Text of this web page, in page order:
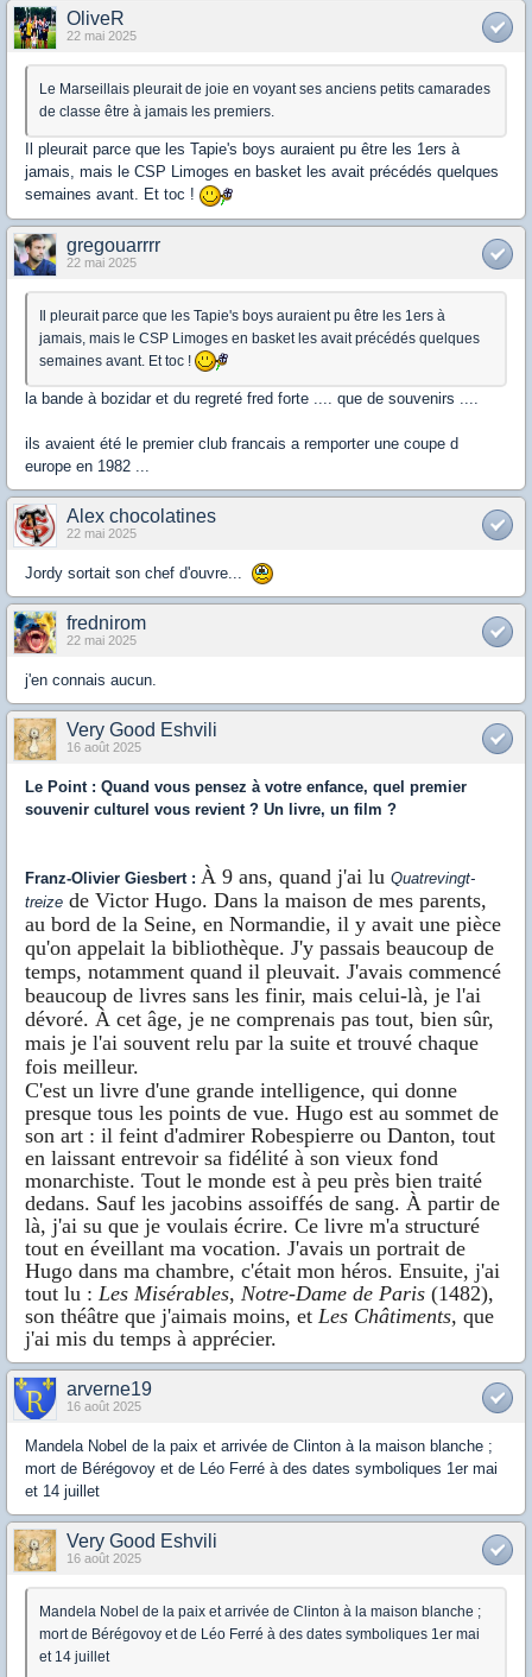
OliveR
22 mai 2025
Le Marseillais pleurait de joie en voyant ses anciens petits camarades
de classe être à jamais les premiers.
Il pleurait parce que les Tapie's boys auraient pu être les 1ers à
jamais, mais le CSP Limoges en basket les avait précédés quelques
semaines avant. Et toc !
gregouarrrr
22 mai 2025
Il pleurait parce que les Tapie's boys auraient pu être les 1ers à
jamais, mais le CSP Limoges en basket les avait précédés quelques
semaines avant. Et toc !
la bande à bozidar et du regreté fred forte .... que de souvenirs ....
ils avaient été le premier club francais a remporter une coupe d
europe en 1982 ...
Alex chocolatines
22 mai 2025
Jordy sortait son chef d'ouvre...
frednirom
22 mai 2025
j'en connais aucun.
Very Good Eshvili
16 août 2025
Le Point: Quand vous pensez à votre enfance, quel premier
souvenir culturel vous revient ? Un livre, un film ?
Franz-Olivier Giesbert: À 9 ans, quand j'ai lu Quatrevingt-
treize de Victor Hugo. Dans la maison de mes parents,
au bord de la Seine, en Normandie, il y avait une pièce
qu'on appelait la bibliothèque. J'y passais beaucoup de
temps, notamment quand il pleuvait. J'avais commencé
beaucoup de livres sans les finir, mais celui-là, je l'ai
dévoré. À cet âge, je ne comprenais pas tout, bien sûr,
mais je l'ai souvent relu par la suite et trouvé chaque
fois meilleur.
C'est un livre d'une grande intelligence, qui donne
presque tous les points de vue. Hugo est au sommet de
son art : il feint d'admirer Robespierre ou Danton, tout
en laissant entrevoir sa fidélité à son vieux fond
monarchiste. Tout le monde est à peu près bien traité
dedans. Sauf les jacobins assoiffés de sang. À partir de
là, j'ai su que je voulais écrire. Ce livre m'a structuré
tout en éveillant ma vocation. J'avais un portrait de
Hugo dans ma chambre, c'était mon héros. Ensuite, j'ai
tout lu : Les Misérables, Notre-Dame de Paris (1482),
son théâtre que j'aimais moins, et Les Châtiments, que
j'ai mis du temps à apprécier.
arverne19
16 août 2025
Mandela Nobel de la paix et arrivée de Clinton à la maison blanche ;
mort de Bérégovoy et de Léo Ferré à des dates symboliques 1er mai
et 14 juillet
Very Good Eshvili
16 août 2025
Mandela Nobel de la paix et arrivée de Clinton à la maison blanche ;
mort de Bérégovoy et de Léo Ferré à des dates symboliques 1er mai
et 14 juillet